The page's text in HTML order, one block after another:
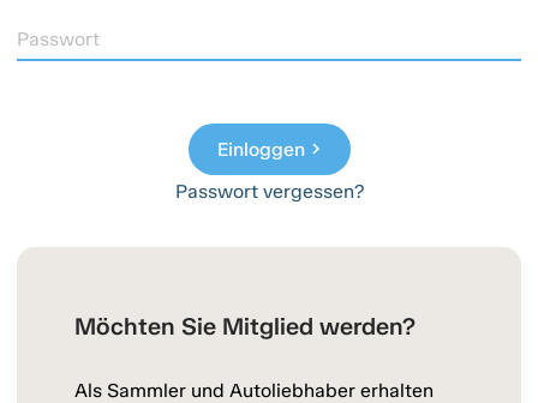
Passwort
Einloggenchevron_right
Passwort vergessen?
Möchten Sie Mitglied werden?
Als Sammler und Autoliebhaber erhalten